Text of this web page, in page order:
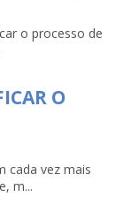
o processo de
O
cada vez mais
m...